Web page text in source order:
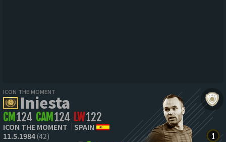
ICON THE MOMENT
Iniesta
CM 124 CAM 124 LW122
ICON THE MOMENT
SPAIN
11.5.1984(42)